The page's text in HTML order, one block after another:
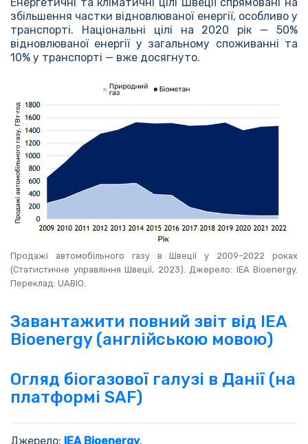
Енергетичні та кліматичні цілі Швеції спрямовані на
збільшення частки відновлюваної енергії, особливо у
транспорті. Національні цілі на 2020 рік — 50%
відновлюваної енергії у загальному споживанні та
10% у транспорті — вже досягнуто.
Продажі автомобільного газу в Швеції у 2009–2022 роках
(Статистичне управління Швеції, 2023). Джерело: IEA Bioenergy.
Переклад: UABIO.
Завантажити повний звіт від IEA
Bioenergy (англійською мовою)
Огляд біогазової галузі в Данії (на
платформі SAF)
Джерело: IEA Bioenergy.